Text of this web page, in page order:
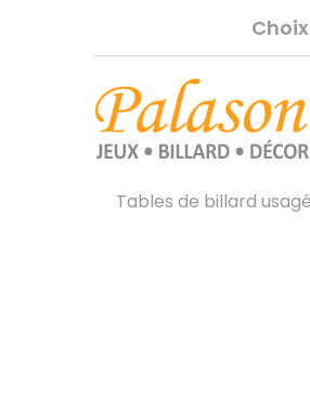
Tables de billard